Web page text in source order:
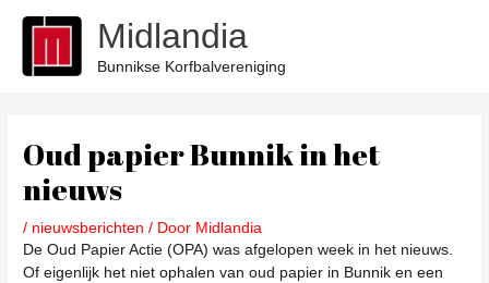
inhoud
Midlandia
Bunnikse Korfbalvereniging
Oud papier Bunnik in het
nieuws
/ nieuwsberichten / Door Midlandia
De Oud Papier Actie (OPA) was afgelopen week in het nieuws.
Of eigenlijk het niet ophalen van oud papier in Bunnik en een